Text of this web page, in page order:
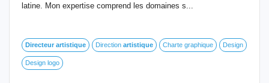
latine. Mon expertise comprend les domaines s...
Directeur artistique Direction artistique Charte graphique Design
Design logo